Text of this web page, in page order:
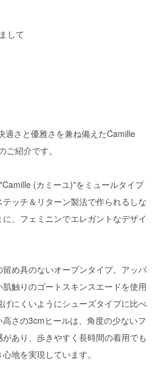
して
適さと優雅さを兼ね備えたCamille
紹介です。
(カミーユ)"をミュールタイプ
ッチ＆リターン製法で作られるしな
、フェミニンでエレガントなデザイ
め具のないオープンタイプ。アッパ
触りのゴートスキンスエードを使用
にくいようにシューズタイプに比べ
さの3cmヒールは、角度の少ないフ
あり、歩きやすく長時間の着用でも
地を実現しています。